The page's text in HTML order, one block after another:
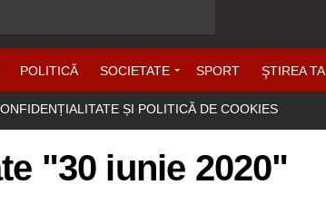
POLITICĂ SOCIETATE SPORT ŞTIREA TA
ȘI POLITICĂ DE COOKIES
"30 iunie 2020"